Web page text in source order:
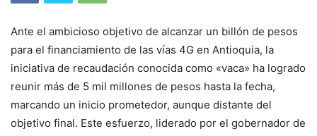
Ante el ambicioso objetivo de alcanzar un billón de pesos
para el financiamiento de las vías 4G en Antioquia, la
iniciativa de recaudación conocida como «vaca» ha logrado
reunir más de 5 mil millones de pesos hasta la fecha,
marcando un inicio prometedor, aunque distante del
objetivo final. Este esfuerzo, liderado por el gobernador de